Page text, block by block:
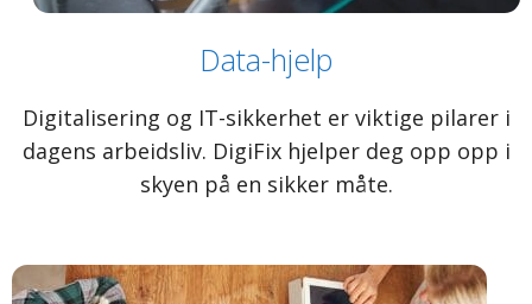
Data-hjelp
Digitalisering og IT-sikkerhet er viktige pilarer i
dagens arbeidsliv. DigiFix hjelper deg opp opp i
skyen på en sikker måte.